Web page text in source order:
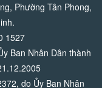
Phường Tân Phong,
1527
Ban Nhân Dân thành
do Ủy Ban Nhân